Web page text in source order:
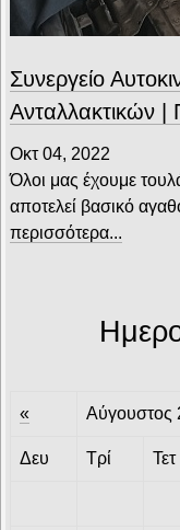
Συνεργείο
Ανταλλακτικών |
Οκτ 04, 2022
Όλοι μας έχουμε
αποτελεί βασικό
περισσότερα...
« Αύγουστος
Δευ Τρί Τετ